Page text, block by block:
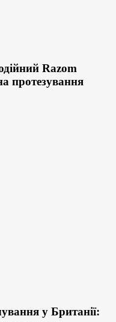
Razom
протезування
у Британії: